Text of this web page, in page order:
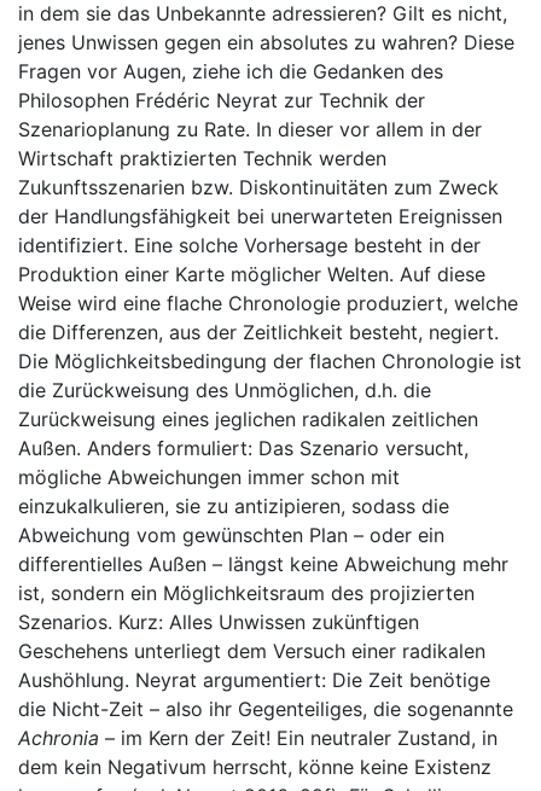
in dem sie das Unbekannte adressieren? Gilt es nicht,
jenes Unwissen gegen ein absolutes zu wahren? Diese
Fragen vor Augen, ziehe ich die Gedanken des
Philosophen Frédéric Neyrat zur Technik der
Szenarioplanung zu Rate. In dieser vor allem in der
Wirtschaft praktizierten Technik werden
Zukunftsszenarien bzw. Diskontinuitäten zum Zweck
der Handlungsfähigkeit bei unerwarteten Ereignissen
identifiziert. Eine solche Vorhersage besteht in der
Produktion einer Karte möglicher Welten. Auf diese
Weise wird eine flache Chronologie produziert, welche
die Differenzen, aus der Zeitlichkeit besteht, negiert.
Die Möglichkeitsbedingung der flachen Chronologie ist
die Zurückweisung des Unmöglichen, d.h. die
Zurückweisung eines jeglichen radikalen zeitlichen
Außen. Anders formuliert: Das Szenario versucht,
mögliche Abweichungen immer schon mit
einzukalkulieren, sie zu antizipieren, sodass die
Abweichung vom gewünschten Plan – oder ein
differentielles Außen – längst keine Abweichung mehr
ist, sondern ein Möglichkeitsraum des projizierten
Szenarios. Kurz: Alles Unwissen zukünftigen
Geschehens unterliegt dem Versuch einer radikalen
Aushöhlung. Neyrat argumentiert: Die Zeit benötige
die Nicht-Zeit – also ihr Gegenteiliges, die sogenannte
Achronia – im Kern der Zeit! Ein neutraler Zustand, in
dem kein Negativum herrscht, könne keine Existenz